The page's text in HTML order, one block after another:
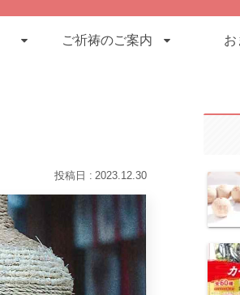
ご祈祷のご案内 お
2023.12.30